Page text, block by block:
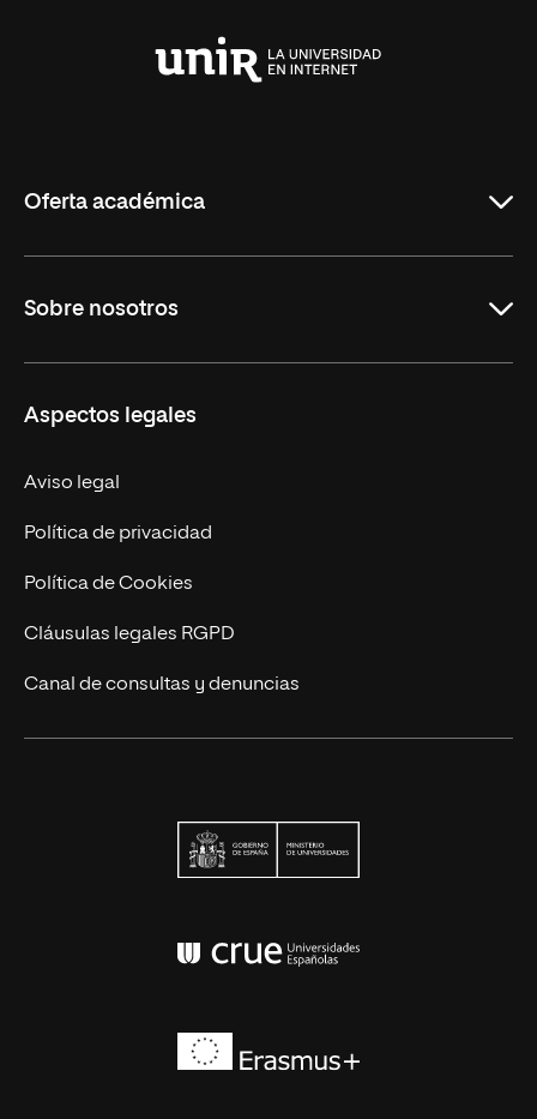
Oferta académica
Maestrías
Sobre nosotros
Trabaja en UNIR
Actualidad
Contacto
Aspectos legales
Aviso legal
Política de privacidad
Política de Cookies
Cláusulas legales RGPD
Canal de consultas y denuncias
Conferencia de